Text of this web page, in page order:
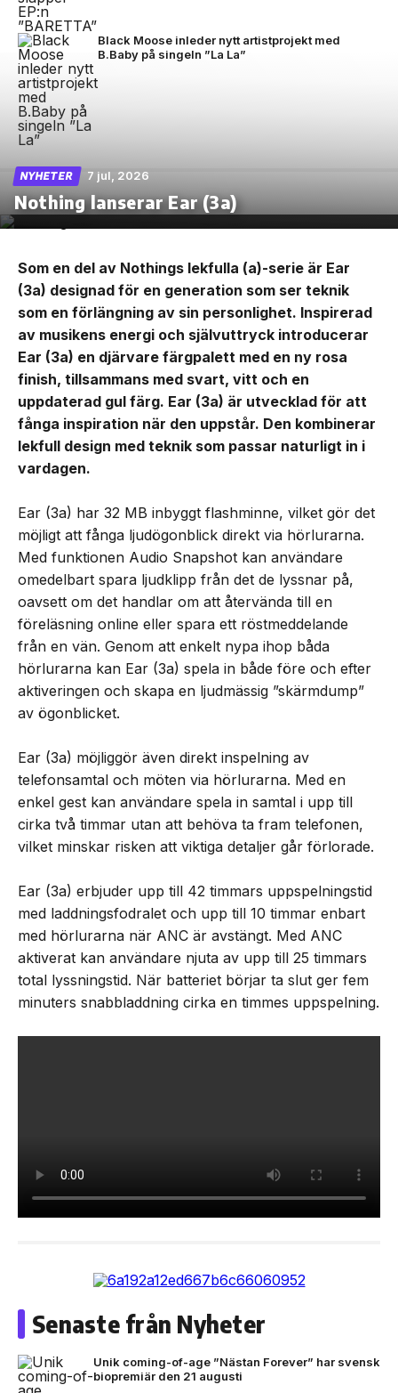
Black Moose inleder nytt artistprojekt med
B.Baby på singeln ”La La”
NYHETER 7 jul, 2026
Nothing lanserar Ear (3a)
Som en del av Nothings lekfulla (a)-serie är Ear
(3a) designad för en generation som ser teknik
som en förlängning av sin personlighet. Inspirerad
av musikens energi och självuttryck introducerar
Ear (3a) en djärvare färgpalett med en ny rosa
finish, tillsammans med svart, vitt och en
uppdaterad gul färg. Ear (3a) är utvecklad för att
fånga inspiration när den uppstår. Den kombinerar
lekfull design med teknik som passar naturligt in i
vardagen.
Ear (3a) har 32 MB inbyggt flashminne, vilket gör det
möjligt att fånga ljudögonblick direkt via hörlurarna.
Med funktionen Audio Snapshot kan användare
omedelbart spara ljudklipp från det de lyssnar på,
oavsett om det handlar om att återvända till en
föreläsning online eller spara ett röstmeddelande
från en vän. Genom att enkelt nypa ihop båda
hörlurarna kan Ear (3a) spela in både före och efter
aktiveringen och skapa en ljudmässig ”skärmdump”
av ögonblicket.
Ear (3a) möjliggör även direkt inspelning av
telefonsamtal och möten via hörlurarna. Med en
enkel gest kan användare spela in samtal i upp till
cirka två timmar utan att behöva ta fram telefonen,
vilket minskar risken att viktiga detaljer går förlorade.
Ear (3a) erbjuder upp till 42 timmars uppspelningstid
med laddningsfodralet och upp till 10 timmar enbart
med hörlurarna när ANC är avstängt. Med ANC
aktiverat kan användare njuta av upp till 25 timmars
total lyssningstid. När batteriet börjar ta slut ger fem
minuters snabbladdning cirka en timmes uppspelning.
Senaste från Nyheter
Unik coming-of-age ”Nästan Forever” har svensk
biopremiär den 21 augusti